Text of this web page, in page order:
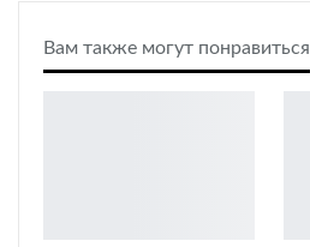
Вам также могут понравиться